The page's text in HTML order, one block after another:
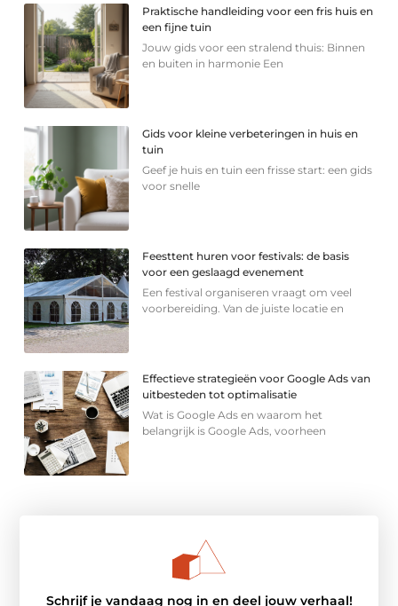
Praktische handleiding voor een fris huis en
een fijne tuin
Jouw gids voor een stralend thuis: Binnen
en buiten in harmonie Een
Gids voor kleine verbeteringen in huis en
tuin
Geef je huis en tuin een frisse start: een gids
voor snelle
Feesttent huren voor festivals: de basis
voor een geslaagd evenement
Een festival organiseren vraagt om veel
voorbereiding. Van de juiste locatie en
Effectieve strategieën voor Google Ads van
uitbesteden tot optimalisatie
Wat is Google Ads en waarom het
belangrijk is Google Ads, voorheen
Schrijf je vandaag nog in en deel jouw verhaal!